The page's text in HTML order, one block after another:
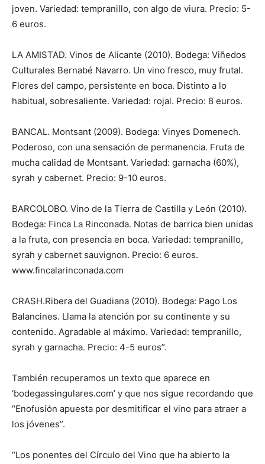
joven. Variedad: tempranillo, con algo de viura. Precio: 5-
6 euros.
LA AMISTAD. Vinos de Alicante (2010). Bodega: Viñedos
Culturales Bernabé Navarro. Un vino fresco, muy frutal.
Flores del campo, persistente en boca. Distinto a lo
habitual, sobresaliente. Variedad: rojal. Precio: 8 euros.
BANCAL. Montsant (2009). Bodega: Vinyes Domenech.
Poderoso, con una sensación de permanencia. Fruta de
mucha calidad de Montsant. Variedad: garnacha (60%),
syrah y cabernet. Precio: 9-10 euros.
BARCOLOBO. Vino de la Tierra de Castilla y León (2010).
Bodega: Finca La Rinconada. Notas de barrica bien unidas
a la fruta, con presencia en boca. Variedad: tempranillo,
syrah y cabernet sauvignon. Precio: 6 euros.
www.fincalarinconada.com
CRASH.Ribera del Guadiana (2010). Bodega: Pago Los
Balancines. Llama la atención por su continente y su
contenido. Agradable al máximo. Variedad: tempranillo,
syrah y garnacha. Precio: 4-5 euros”.
También recuperamos un texto que aparece en
‘bodegassingulares.com’ y que nos sigue recordando que
“Enofusión apuesta por desmitificar el vino para atraer a
los jóvenes”.
“Los ponentes del Círculo del Vino que ha abierto la